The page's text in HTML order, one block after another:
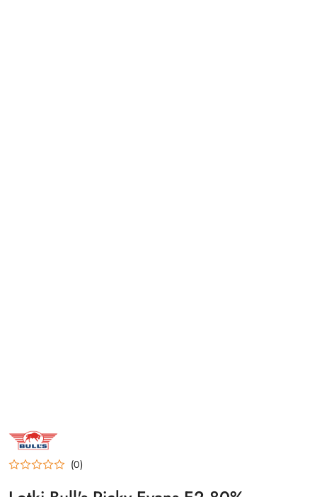
NAZWA
PRODUCENTA:
BULL'S
NL (0)